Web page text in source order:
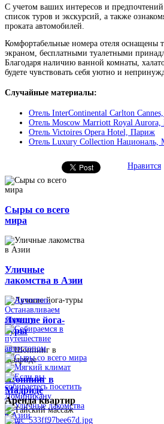
С учетом ваших интересов и
список туров и экскурсий, а также
проката автомобилей.
Комфортабельные номера отеля оснащены
экраном, бесплатными туалетными
Благодаря наличию ванной комнаты,
будете чувствовать себя уютно и
Случайные материалы:
Отель InterContinental Carlton
Отель Moscow Marriott Royal Aurora,
Отель Victoires Opera Hotel, Париж
Отель Luxury Collection Националь,
Нравится
Сыры со всего
мира
Уличные
лакомства в Азии
Лучшие йога-
туры
Шоппинг в
Мадриде
Арендаквартир